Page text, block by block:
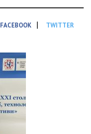
FACEBOOK | TWITTER